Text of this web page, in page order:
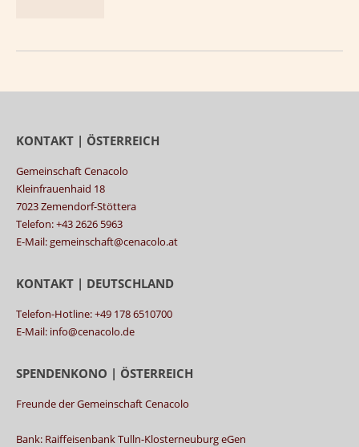
KONTAKT | ÖSTERREICH
Gemeinschaft Cenacolo
Kleinfrauenhaid 18
7023 Zemendorf-Stöttera
Telefon: +43 2626 5963
E-Mail: gemeinschaft@cenacolo.at
KONTAKT | DEUTSCHLAND
Telefon-Hotline: +49 178 6510700
E-Mail: info@cenacolo.de
SPENDENKONO | ÖSTERREICH
Freunde der Gemeinschaft Cenacolo
Bank: Raiffeisenbank Tulln-Klosterneuburg eGen